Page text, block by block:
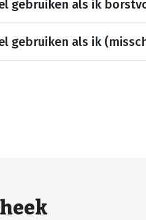
gebruiken als ik
gebruiken als ik